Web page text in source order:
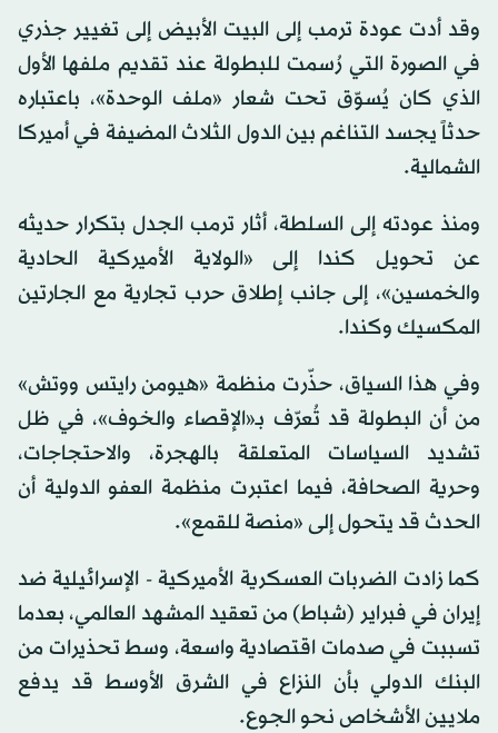
وقد أدت عودة ترمب إلى البيت الأبيض إلى تغيير جذري
في الصورة التي رُسمت للبطولة عند تقديم ملفها الأول
الذي كان يُسوّق تحت شعار «ملف الوحدة»، باعتباره
حدثاً يجسد التناغم بين الدول الثلاث المضيفة في أميركا
الشمالية.
ومنذ عودته إلى السلطة، أثار ترمب الجدل بتكرار حديثه
عن تحويل كندا إلى «الولاية الأميركية الحادية
والخمسين»، إلى جانب إطلاق حرب تجارية مع الجارتين
المكسيك وكندا.
وفي هذا السياق، حذّرت منظمة «هيومن رايتس ووتش»
من أن البطولة قد تُعرّف بـ«الإقصاء والخوف»، في ظل
تشديد السياسات المتعلقة بالهجرة، والاحتجاجات،
وحرية الصحافة، فيما اعتبرت منظمة العفو الدولية أن
الحدث قد يتحول إلى «منصة للقمع».
كما زادت الضربات العسكرية الأميركية - الإسرائيلية ضد
إيران في فبراير (شباط) من تعقيد المشهد العالمي، بعدما
تسببت في صدمات اقتصادية واسعة، وسط تحذيرات من
البنك الدولي بأن النزاع في الشرق الأوسط قد يدفع
ملايين الأشخاص نحو الجوع.